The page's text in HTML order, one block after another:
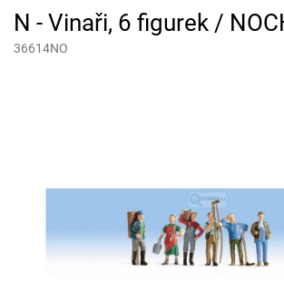
N - Vinaři, 6 figurek /
36614NO